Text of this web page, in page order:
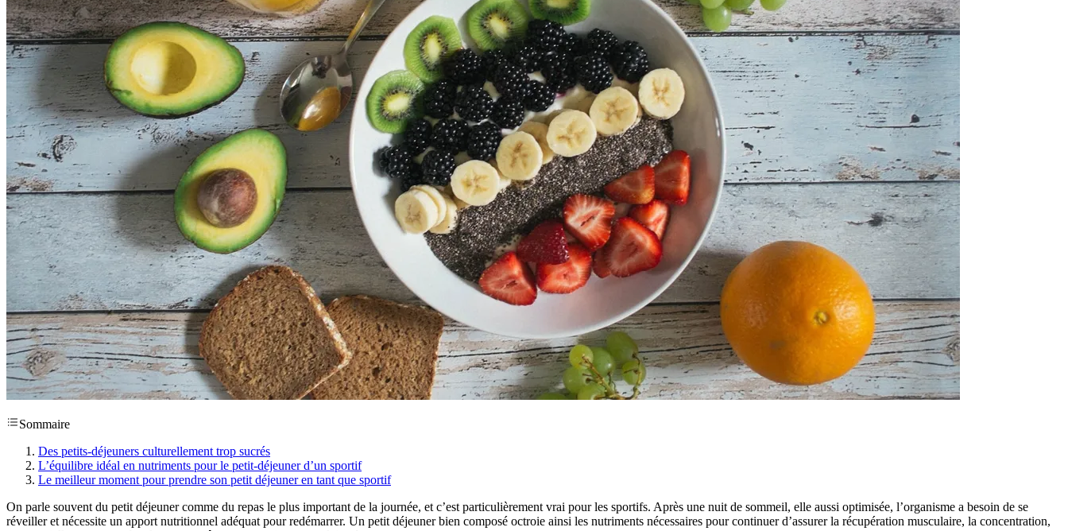
Sommaire
Des petits-déjeuners culturellement trop sucrés
L’équilibre idéal en nutriments pour le petit-déjeuner d’un sportif
Le meilleur moment pour prendre son petit déjeuner en tant que sportif
On parle souvent du petit déjeuner comme du repas le plus important de la journée, et c’est particulièrement vrai pour les sportifs. Après une nuit de sommeil, elle aussi optimisée, l’organisme a besoin de se
réveiller et nécessite un apport nutritionnel adéquat pour redémarrer. Un petit déjeuner bien composé octroie ainsi les nutriments nécessaires pour continuer d’assurer la récupération musculaire, la concentration,